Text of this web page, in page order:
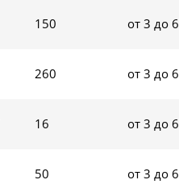
150 от 3 до 6
260 от 3 до 6
16 от 3 до 6
50 от 3 до 6